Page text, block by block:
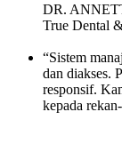
DR.
True Dental
“Sistem
dan diakses.
responsif.
kepada